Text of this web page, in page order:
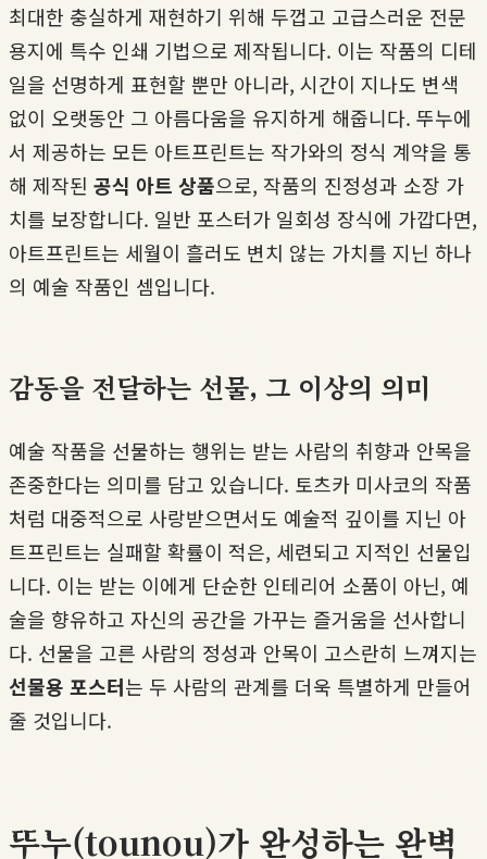
최대한 충실하게 재현하기 위해 두껍고 고급스러운 전문
용지에 특수 인쇄 기법으로 제작됩니다. 이는 작품의 디테
일을 선명하게 표현할 뿐만 아니라, 시간이 지나도 변색
없이 오랫동안 그 아름다움을 유지하게 해줍니다. 뚜누에
서 제공하는 모든 아트프린트는 작가와의 정식 계약을 통
해 제작된 공식 아트 상품으로, 작품의 진정성과 소장 가
치를 보장합니다. 일반 포스터가 일회성 장식에 가깝다면,
아트프린트는 세월이 흘러도 변치 않는 가치를 지닌 하나
의 예술 작품인 셈입니다.
감동을 전달하는 선물, 그 이상의 의미
예술 작품을 선물하는 행위는 받는 사람의 취향과 안목을
존중한다는 의미를 담고 있습니다. 토츠카 미사코의 작품
처럼 대중적으로 사랑받으면서도 예술적 깊이를 지닌 아
트프린트는 실패할 확률이 적은, 세련되고 지적인 선물입
니다. 이는 받는 이에게 단순한 인테리어 소품이 아닌, 예
술을 향유하고 자신의 공간을 가꾸는 즐거움을 선사합니
다. 선물을 고른 사람의 정성과 안목이 고스란히 느껴지는
선물용 포스터는 두 사람의 관계를 더욱 특별하게 만들어
줄 것입니다.
뚜누(tounou)가 완성하는 완벽